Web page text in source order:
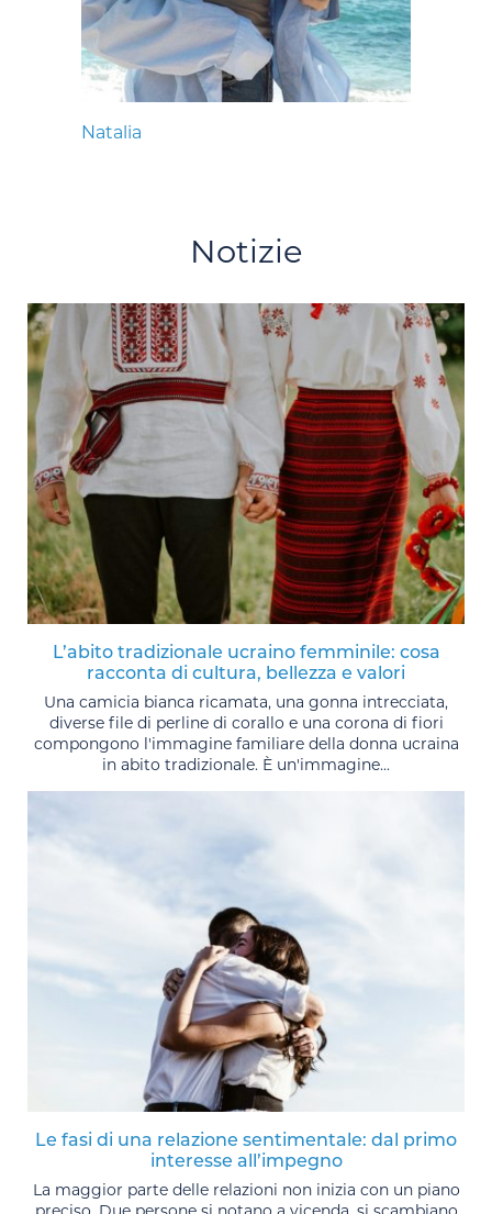
Natalia
Notizie
L’abito tradizionale ucraino femminile: cosa
racconta di cultura, bellezza e valori
Una camicia bianca ricamata, una gonna intrecciata,
diverse file di perline di corallo e una corona di fiori
compongono l'immagine familiare della donna ucraina
in abito tradizionale. È un'immagine...
Le fasi di una relazione sentimentale: dal primo
interesse all’impegno
La maggior parte delle relazioni non inizia con un piano